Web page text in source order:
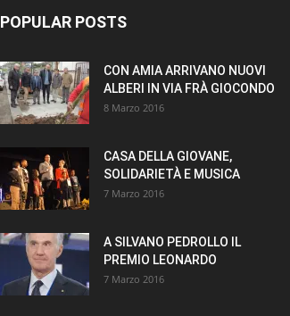
POPULAR POSTS
CON AMIA ARRIVANO NUOVI
ALBERI IN VIA FRÀ GIOCONDO
8 Marzo 2016
CASA DELLA GIOVANE,
SOLIDARIETÀ E MUSICA
7 Marzo 2016
A SILVANO PEDROLLO IL
PREMIO LEONARDO
7 Marzo 2016